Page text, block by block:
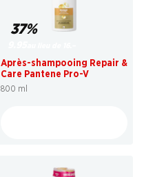
37%
Après-shampooing Repair &
Care Pantene Pro-V
800 ml